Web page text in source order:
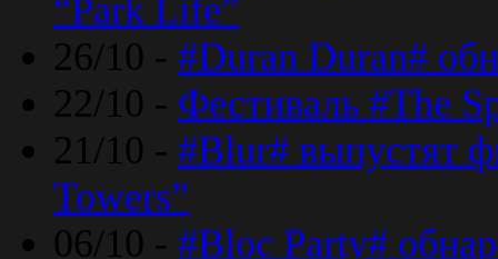
“Park Life”
26/10 - #Duran Duran#
22/10 - Фестиваль #The
21/10 - #Blur# выпустят
Towers”
06/10 - #Bloc Party#